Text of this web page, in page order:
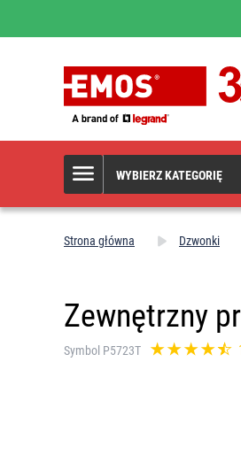
WYBIERZ KATEGORIĘ
Strona główna Dzwonki
Zewnętrzny
Symbol P5723T